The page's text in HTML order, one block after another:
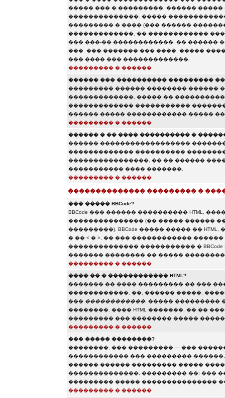
����� ��� � ���������, ������
��������������. �����
��������� � ���� (��� ������
�������������, �� ������������
��� ���-�� ������������, �� ������
���. ��� ������� ��� ����, �����
��� ���� ��� �������������.
��������� � ������
������ ��� ���������� ���������
��������� ������ �������� ������
�������������. ����� ��
������������� �����������
������ ����� ������������ �����
��������� � ������
������ � �� ���� ���������� �
������ ������������������
������������� ����������
����������������, �� �� ������
����������� ���� �������.
��������� � ������
�������������� ��������� �
��� ����� BBCode?
BBCode ��� ������ ���������� HTML,
��������������� (�� ����� ������
���������). BBCode ����� ����� ��
� �� < � >, �� ��� ������������
�������������� ����������� �
������� �������� �� �����
��������� � ������
���� �� � ������������ HTML?
������� �� ���� ��������� �� ���
������������, ��, ������ �����,
��� ������������, ����� ���������
��������. ���� HTML �������, �� ��
��������� ��� �������� �����
��������� � ������
��� ����� ��������?
��������, ��� ��������� — ���
������������ ��� ���������
������ ������ ��������� �����
��������������, ��������� ��: ���
��������� ����� ���������������
��������� � ������